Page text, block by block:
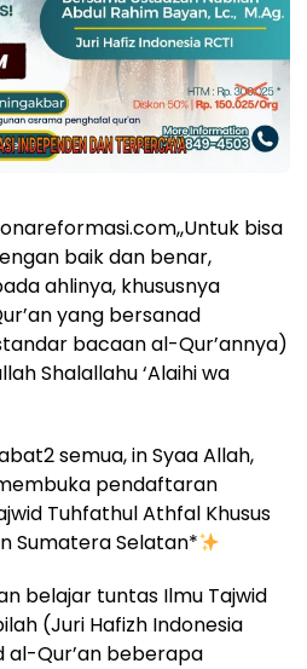
bisa
baik dan benar,
ahlinya, khususnya
yang bersanad
bacaan al-Qur’annya)
Shalallahu ‘Alaihi wa
semua, in Syaa Allah,
pendaftaran
Tuhfathul Athfal Khusus
Sumatera Selatan*
belajar tuntas Ilmu Tajwid
(Juri Hafizh Indonesia
al-Qur’an beberapa